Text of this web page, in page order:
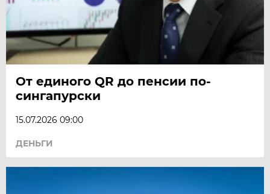
От единого QR до пенсии по-
сингапурски
15.07.2026 09:00
ДЕНЬГИ